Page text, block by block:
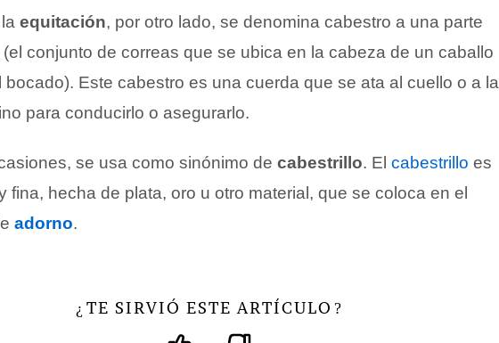
equitación, por otro lado, se denomina cabestro a una parte
(el conjunto de correas que se ubica en la cabeza de un caballo
bocado). Este cabestro es una cuerda que se ata al cuello o a la
para conducirlo o asegurarlo.
se usa como sinónimo de cabestrillo. El cabestrillo es
fina, hecha de plata, oro u otro material, que se coloca en el
adorno.
¿ TE SIRVIÓ ESTE ARTÍCULO ?